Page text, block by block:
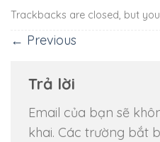
Trackbacks are closed, but
← Previous
Trả lời
Email của bạn sẽ
khai. Các trường bắt